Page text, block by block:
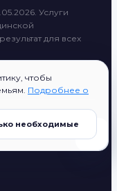
чтобы
Подробнее о
необходимые
Услуги
для всех
ABASPB System